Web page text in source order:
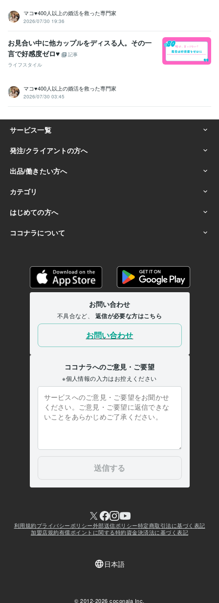
マコ♥️400人以上の婚活を救った専門家
2026/07/30 19:36
お見合い中に他カップルをディスる人。その一
言で好感度ゼロ♥️
記事
ライフスタイル
マコ♥️400人以上の婚活を救った専門家
2026/07/30 03:45